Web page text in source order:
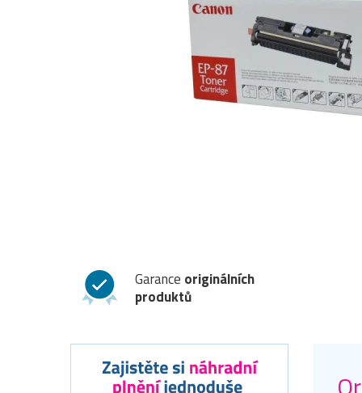
Garance originálních
produktů